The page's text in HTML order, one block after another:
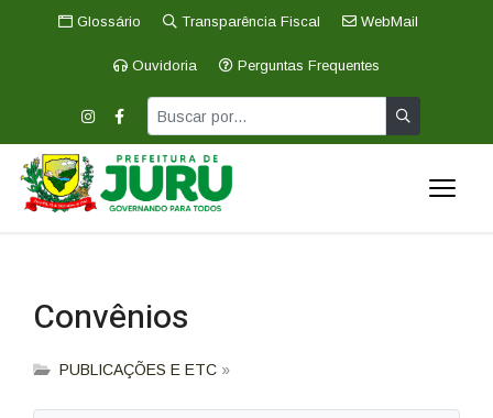
Glossário Transparência Fiscal WebMail
Ouvidoria Perguntas Frequentes
Convênios
PUBLICAÇÕES E ETC »